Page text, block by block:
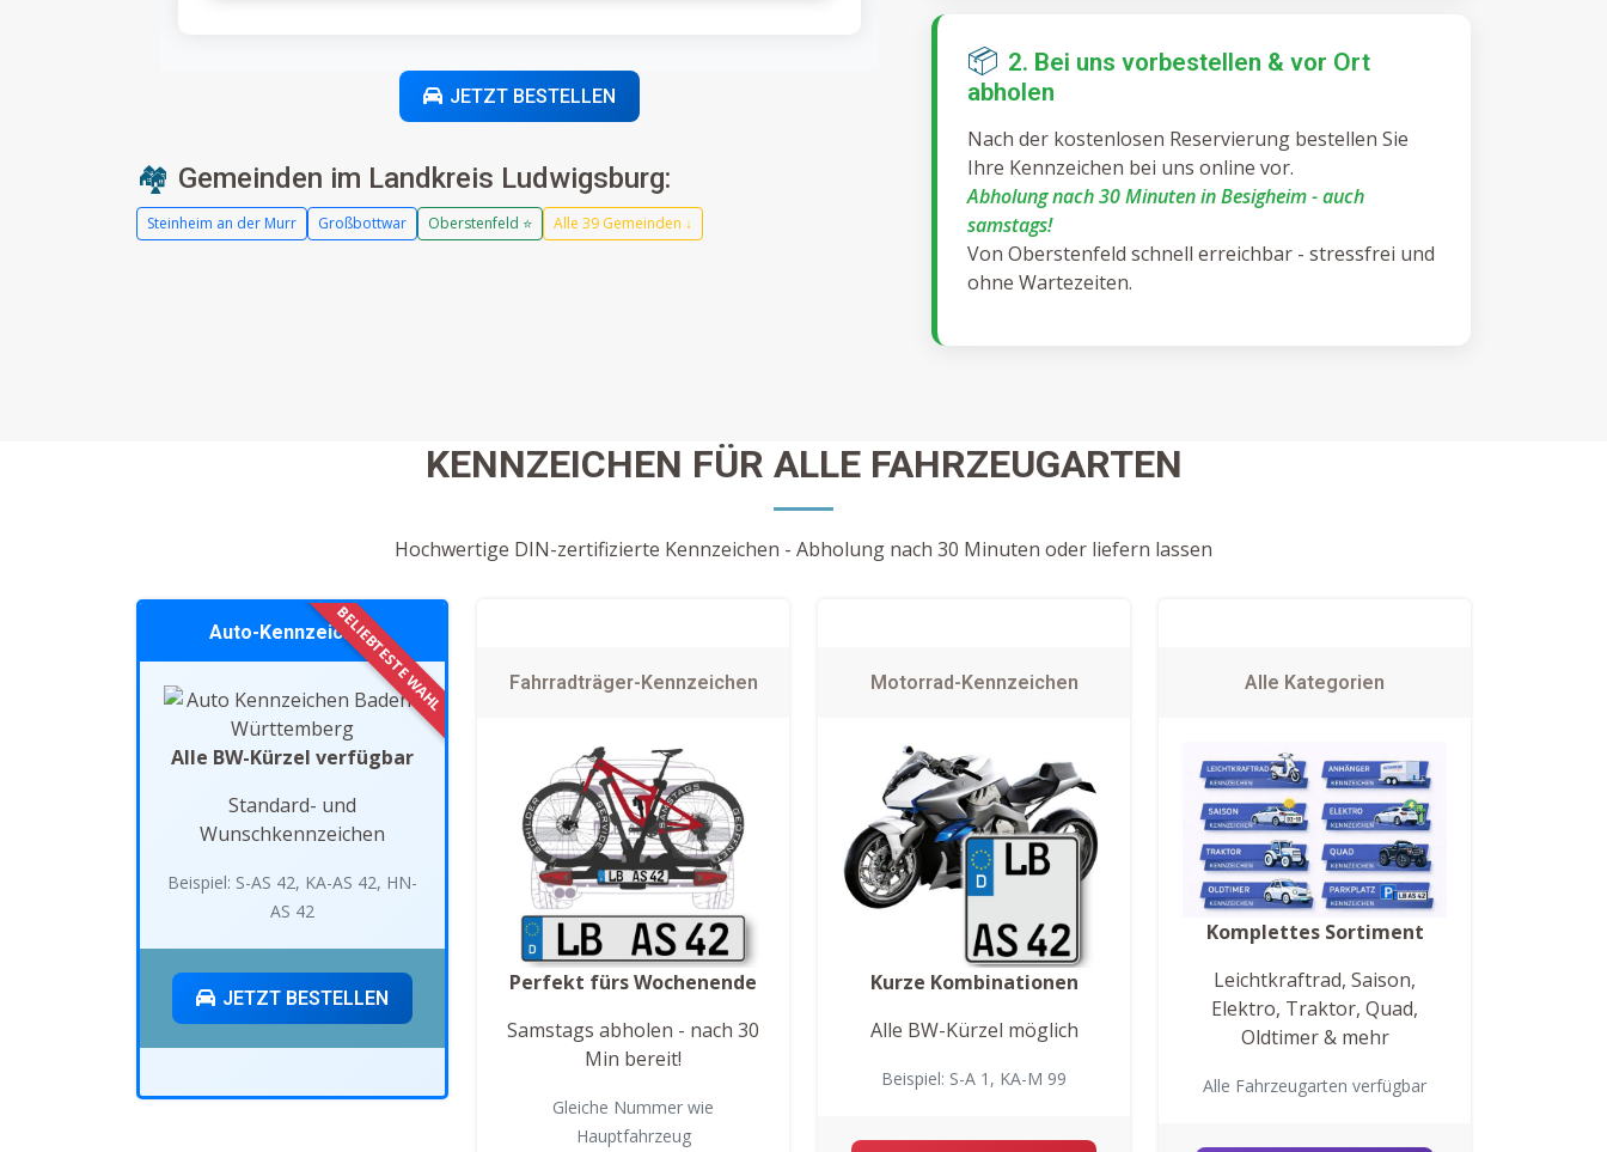
JETZT BESTELLEN
🏘️ Gemeinden im Landkreis Ludwigsburg:
Steinheim an der Murr Großbottwar Oberstenfeld ⭐ Alle 39 Gemeinden ↓
📦 2. Bei uns vorbestellen & vor Ort
abholen
Nach der kostenlosen Reservierung bestellen Sie
Ihre Kennzeichen bei uns online vor.
Abholung nach 30 Minuten in Besigheim - auch
samstags!
Von Oberstenfeld schnell erreichbar - stressfrei und
ohne Wartezeiten.
KENNZEICHEN FÜR ALLE FAHRZEUGARTEN
Hochwertige DIN-zertifizierte Kennzeichen - Abholung nach 30 Minuten oder liefern lassen
Auto-Kennzeichen
Alle BW-Kürzel verfügbar
Standard- und
Wunschkennzeichen
Beispiel: S-AS 42, KA-AS 42, HN-
AS 42
JETZT BESTELLEN
Fahrradträger-Kennzeichen
Perfekt fürs Wochenende
Samstags abholen - nach 30
Min bereit!
Gleiche Nummer wie
Hauptfahrzeug
Motorrad-Kennzeichen
Kurze Kombinationen
Alle BW-Kürzel möglich
Beispiel: S-A 1, KA-M 99
Alle Kategorien
Komplettes Sortiment
Leichtkraftrad, Saison,
Elektro, Traktor, Quad,
Oldtimer & mehr
Alle Fahrzeugarten verfügbar